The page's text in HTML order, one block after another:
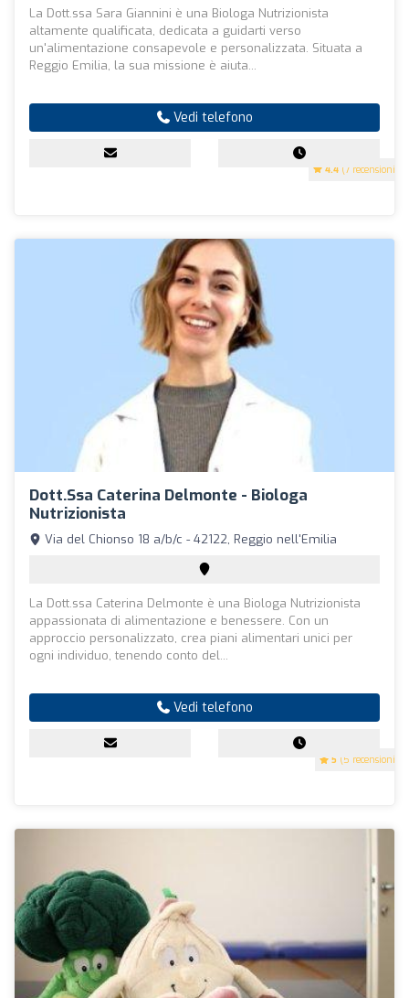
4.4 (7 recensioni)
La Dott.ssa Sara Giannini è una Biologa Nutrizionista
altamente qualificata, dedicata a guidarti verso
un'alimentazione consapevole e personalizzata. Situata a
Reggio Emilia, la sua missione è aiuta...
Vedi telefono
Dott.ssa Caterina Delmonte - Biologa
Nutrizionista
5 (5 recensioni)
Via del Chionso 18 a/b/c - 42122, Reggio nell'Emilia
La Dott.ssa Caterina Delmonte è una Biologa Nutrizionista
appassionata di alimentazione e benessere. Con un
approccio personalizzato, crea piani alimentari unici per
ogni individuo, tenendo conto del...
Vedi telefono